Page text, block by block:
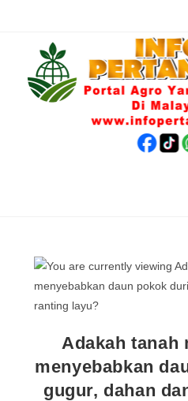
Adakah tanah
menyebabkan
gugur, dahan